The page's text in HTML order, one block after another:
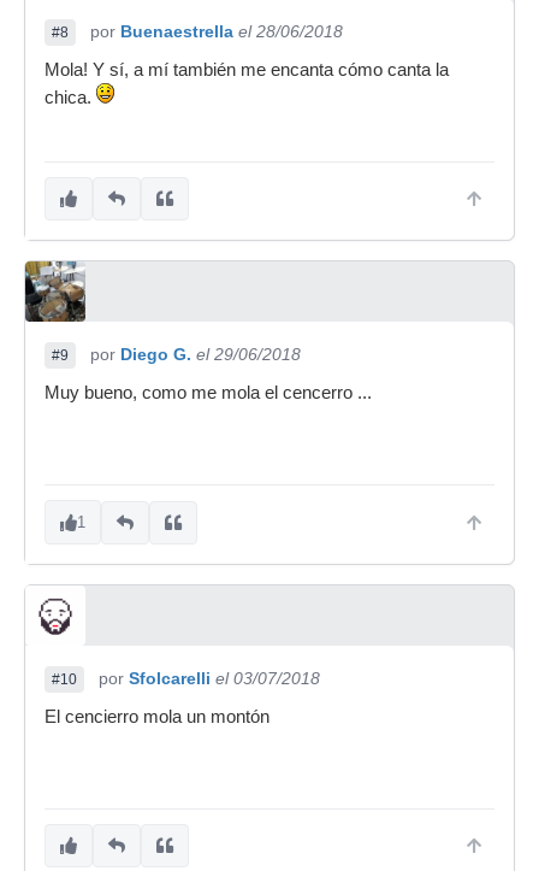
#8 por Buenaestrella el 28/06/2018
Mola! Y sí, a mí también me encanta cómo canta la
chica.
#9 por Diego G. el 29/06/2018
Muy bueno, como me mola el cencerro ...
1
#10 por Sfolcarelli el 03/07/2018
El cencierro mola un montón